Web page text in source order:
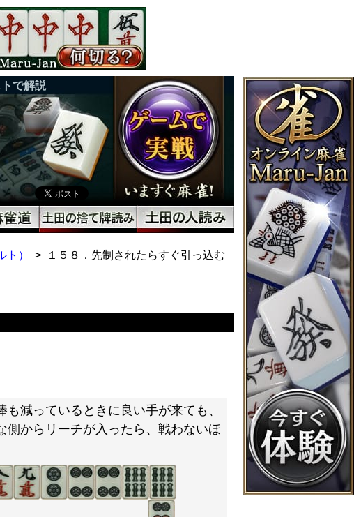
で解説
） １５８．先制されたらすぐ引っ込む
減っているときに良い手が来ても、
側からリーチが入ったら、戦わないほ